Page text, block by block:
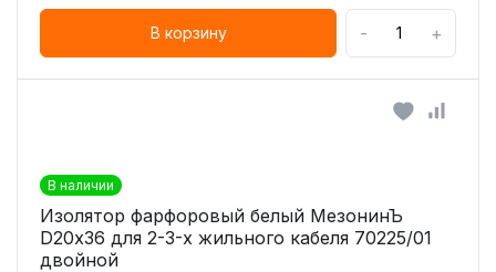
В корзину - +
В наличии
Изолятор фарфоровый белый МезонинЪ
D20х36 для 2-3-х жильного кабеля 70225/01
двойной